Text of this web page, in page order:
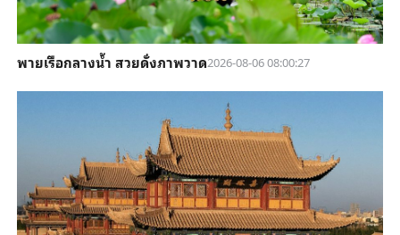
พายเรือกลางน้ำ สวยดั่งภาพวาด2026-08-06 08:00:27